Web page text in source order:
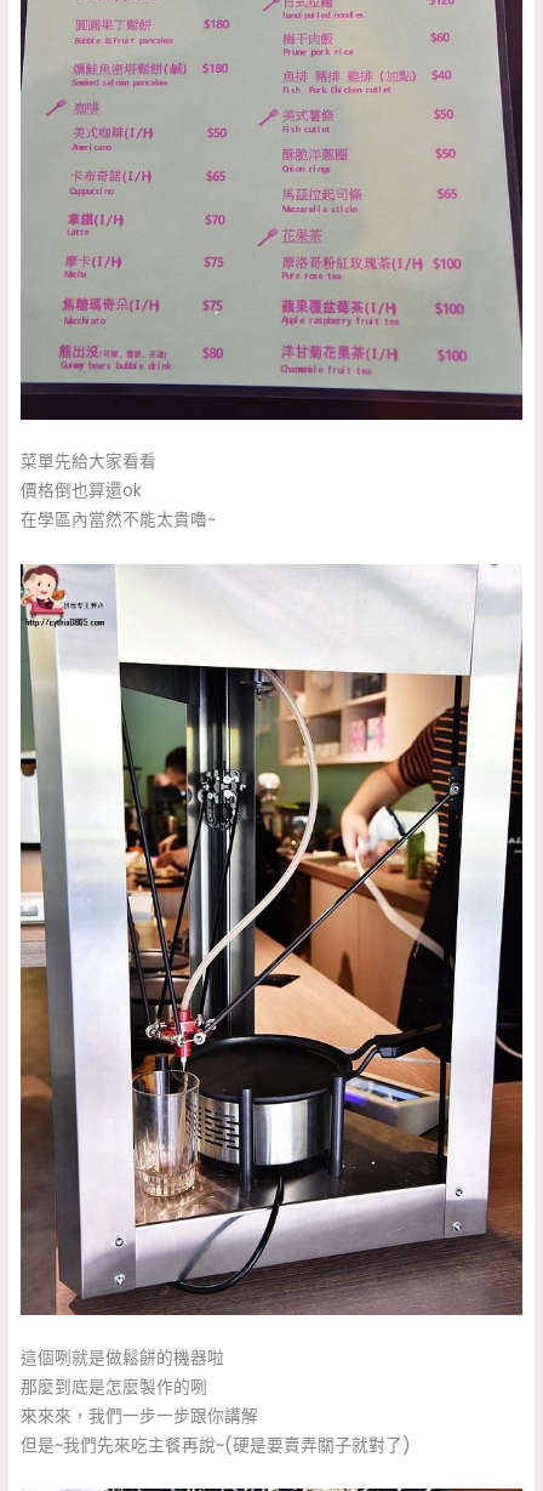
菜單先給大家看看
價格倒也算還ok
在學區內當然不能太貴嚕~
這個咧就是做鬆餅的機器啦
那麼到底是怎麼製作的咧
來來來，我們一步一步跟你講解
但是~我們先來吃主餐再說~(硬是要賣弄關子就對了)